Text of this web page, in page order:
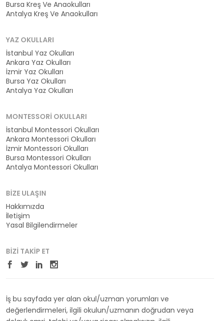
Bursa Kreş Ve Anaokulları
Antalya Kreş Ve Anaokulları
YAZ OKULLARI
İstanbul Yaz Okulları
Ankara Yaz Okulları
İzmir Yaz Okulları
Bursa Yaz Okulları
Antalya Yaz Okulları
MONTESSORI OKULLARI
İstanbul Montessori Okulları
Ankara Montessori Okulları
İzmir Montessori Okulları
Bursa Montessori Okulları
Antalya Montessori Okulları
BIZE ULAŞIN
Hakkımızda
İletişim
Yasal Bilgilendirmeler
BIZI TAKIP ET
İş bu sayfada yer alan okul/uzman yorumları ve
değerlendirmeleri, ilgili okulun/uzmanın doğrudan veya